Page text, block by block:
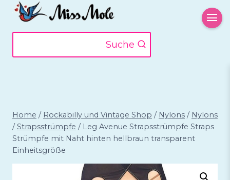
Zum
Inhalt
springen
Suche
Home / Rockabilly und Vintage Shop / Nylons / Nylons
/ Strapsstrümpfe / Leg Avenue Strapsstrümpfe Straps
Strümpfe mit Naht hinten hellbraun transparent
Einheitsgröße